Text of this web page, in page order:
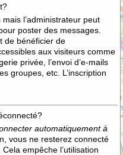
l’administrateur peut
poster des messages.
de bénéficier de
aux visiteurs comme
privée, l’envoi d’e-mails
groupes, etc. L’inscription
automatiquement à
vous ne resterez connecté
empêche l’utilisation